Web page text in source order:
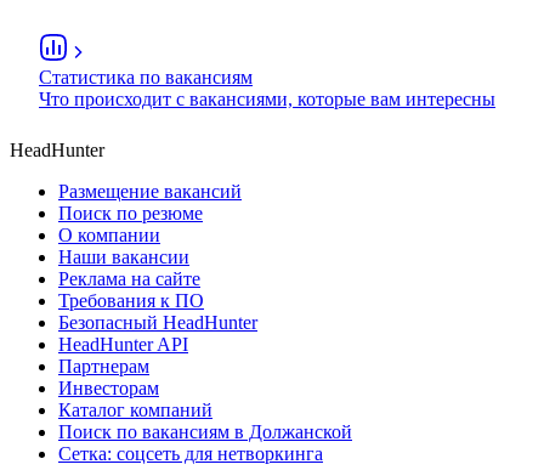
Статистика по вакансиям
Что происходит с вакансиями, которые вам интересны
HeadHunter
Размещение вакансий
Поиск по резюме
О компании
Наши вакансии
Реклама на сайте
Требования к ПО
Безопасный HeadHunter
HeadHunter API
Партнерам
Инвесторам
Каталог компаний
Поиск по вакансиям в Должанской
Сетка: соцсеть для нетворкинга